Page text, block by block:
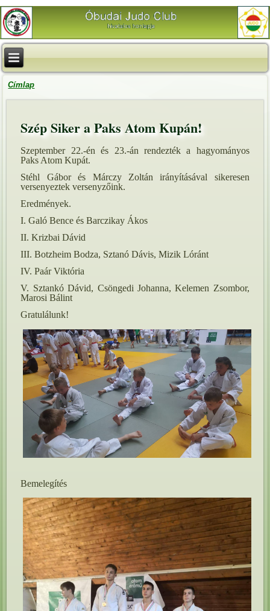
Címlap
Szép Siker a Paks Atom Kupán!
Szeptember 22.-én és 23.-án rendezték a hagyományos
Paks Atom Kupát.
Stéhl Gábor és Márczy Zoltán irányításával sikeresen
versenyeztek versenyzőink.
Eredmények.
I. Galó Bence és Barczikay Ákos
II. Krizbai Dávid
III. Botzheim Bodza, Sztanó Dávis, Mizik Lóránt
IV. Paár Viktória
V. Sztankó Dávid, Csöngedi Johanna, Kelemen Zsombor,
Marosi Bálint
Gratulálunk!
Bemelegítés